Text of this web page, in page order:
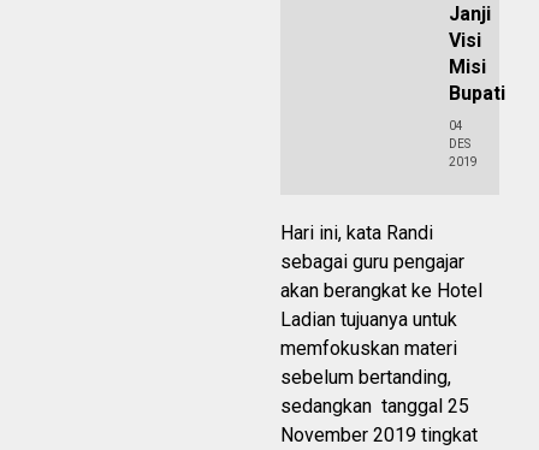
Janji
Visi
Misi
Bupati
04
DES
2019
Hari ini, kata Randi
sebagai guru pengajar
akan berangkat ke Hotel
Ladian tujuanya untuk
memfokuskan materi
sebelum bertanding,
sedangkan tanggal 25
November 2019 tingkat